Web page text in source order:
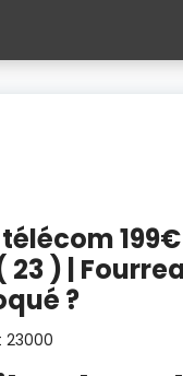
23 ) |
?